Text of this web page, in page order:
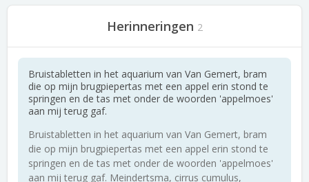
Herinneringen 2
Bruistabletten in het aquarium van Van Gemert, bram
die op mijn brugpiepertas met een appel erin stond te
springen en de tas met onder de woorden 'appelmoes'
aan mij terug gaf.
Bruistabletten in het aquarium van Van Gemert, bram
die op mijn brugpiepertas met een appel erin stond te
springen en de tas met onder de woorden 'appelmoes'
aan mij terug gaf. Meindertsma, cirrus cumulus,